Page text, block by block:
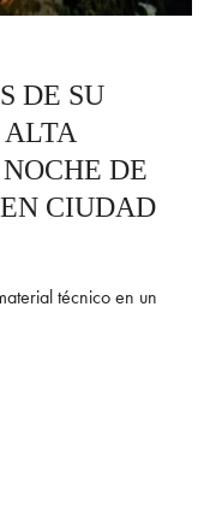
DE SU
DE
CIUDAD
técnico en un